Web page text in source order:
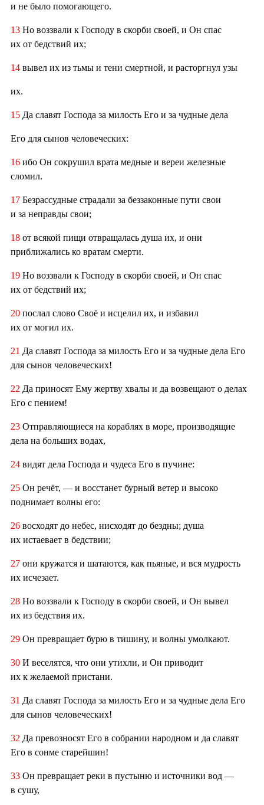
и не было помогающего.
13 Но воззвали к Господу в скорби своей, и Он спас
их от бедствий их;
14 вывел их из тьмы и тени смертной, и расторгнул узы
их.
15 Да славят Господа за милость Его и за чудные дела
Его для сынов человеческих:
16 ибо Он сокрушил врата медные и вереи железные
сломил.
17 Безрассудные страдали за беззаконные пути свои
и за неправды свои;
18 от всякой пищи отвращалась душа их, и они
приближались ко вратам смерти.
19 Но воззвали к Господу в скорби своей, и Он спас
их от бедствий их;
20 послал слово Своё и исцелил их, и избавил
их от могил их.
21 Да славят Господа за милость Его и за чудные дела Его
для сынов человеческих!
22 Да приносят Ему жертву хвалы и да возвещают о делах
Его с пением!
23 Отправляющиеся на кораблях в море, производящие
дела на больших водах,
24 видят дела Господа и чудеса Его в пучине:
25 Он речёт, — и восстанет бурный ветер и высоко
поднимает волны его:
26 восходят до небес, нисходят до бездны; душа
их истаевает в бедствии;
27 они кружатся и шатаются, как пьяные, и вся мудрость
их исчезает.
28 Но воззвали к Господу в скорби своей, и Он вывел
их из бедствия их.
29 Он превращает бурю в тишину, и волны умолкают.
30 И веселятся, что они утихли, и Он приводит
их к желаемой пристани.
31 Да славят Господа за милость Его и за чудные дела Его
для сынов человеческих!
32 Да превозносят Его в собрании народном и да славят
Его в сонме старейшин!
33 Он превращает реки в пустыню и источники вод —
в сушу,